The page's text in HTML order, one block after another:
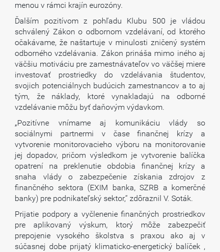
menou v rámci krajín eurozóny.
Ďalším pozitívom z pohľadu Klubu 500 je vládou
schválený Zákon o odbornom vzdelávaní, od ktorého
očakávame, že naštartuje v minulosti zničený systém
odborného vzdelávania. Zákon prináša mimo iného aj
väčšiu motiváciu pre zamestnávateľov vo väčšej miere
investovať prostriedky do vzdelávania študentov,
svojich potenciálnych budúcich zamestnancov a to aj
tým, že náklady, ktoré vynakladajú na odborné
vzdelávanie môžu byť daňovým výdavkom.
„Pozitívne vnímame aj komunikáciu vlády so
sociálnymi partnermi v čase finančnej krízy a
vytvorenie monitorovacieho výboru na monitorovanie
jej dopadov, pričom výsledkom je vytvorenie balíčka
opatrení na preklenutie obdobia finančnej krízy a
snaha vlády o zabezpečenie získania zdrojov z
finančného sektora (EXIM banka, SZRB a komerčné
banky) pre podnikateľský sektor,“ zdôraznil V. Soták.
Prijatie podpory a vyčlenenie finančných prostriedkov
pre aplikovaný výskum, ktorý môže zabezpečiť
prepojenie vysokého školstva s praxou ako aj v
súčasnej dobe prijatý klimaticko-energetický balíček ,